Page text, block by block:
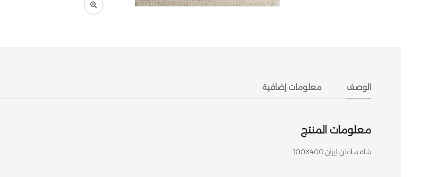
الوصف معلومات إضافية
معلومات المنتج
شاه سافان-إيران 100X400